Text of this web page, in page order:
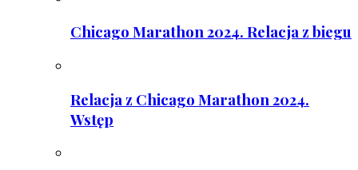
Chicago Marathon 2024. Relacja z biegu
Relacja z Chicago Marathon 2024.
Wstęp